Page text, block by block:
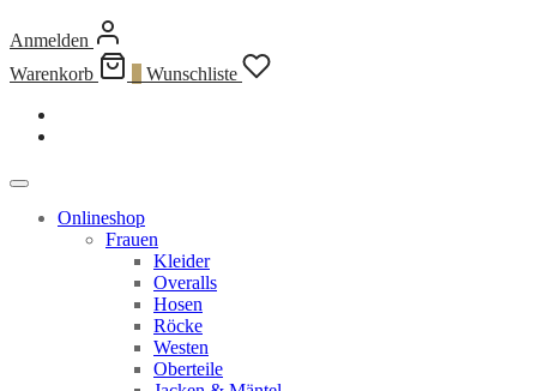
Anmelden
Warenkorb
Wunschliste
Onlineshop
Frauen
Kleider
Overalls
Hosen
Röcke
Westen
Oberteile